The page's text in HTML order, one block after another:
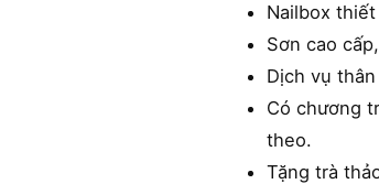
Nailbox
Sơn cao
Dịch vụ
Có chương
theo.
Tặng trà